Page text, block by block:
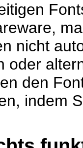
nicht
oder
den
indem